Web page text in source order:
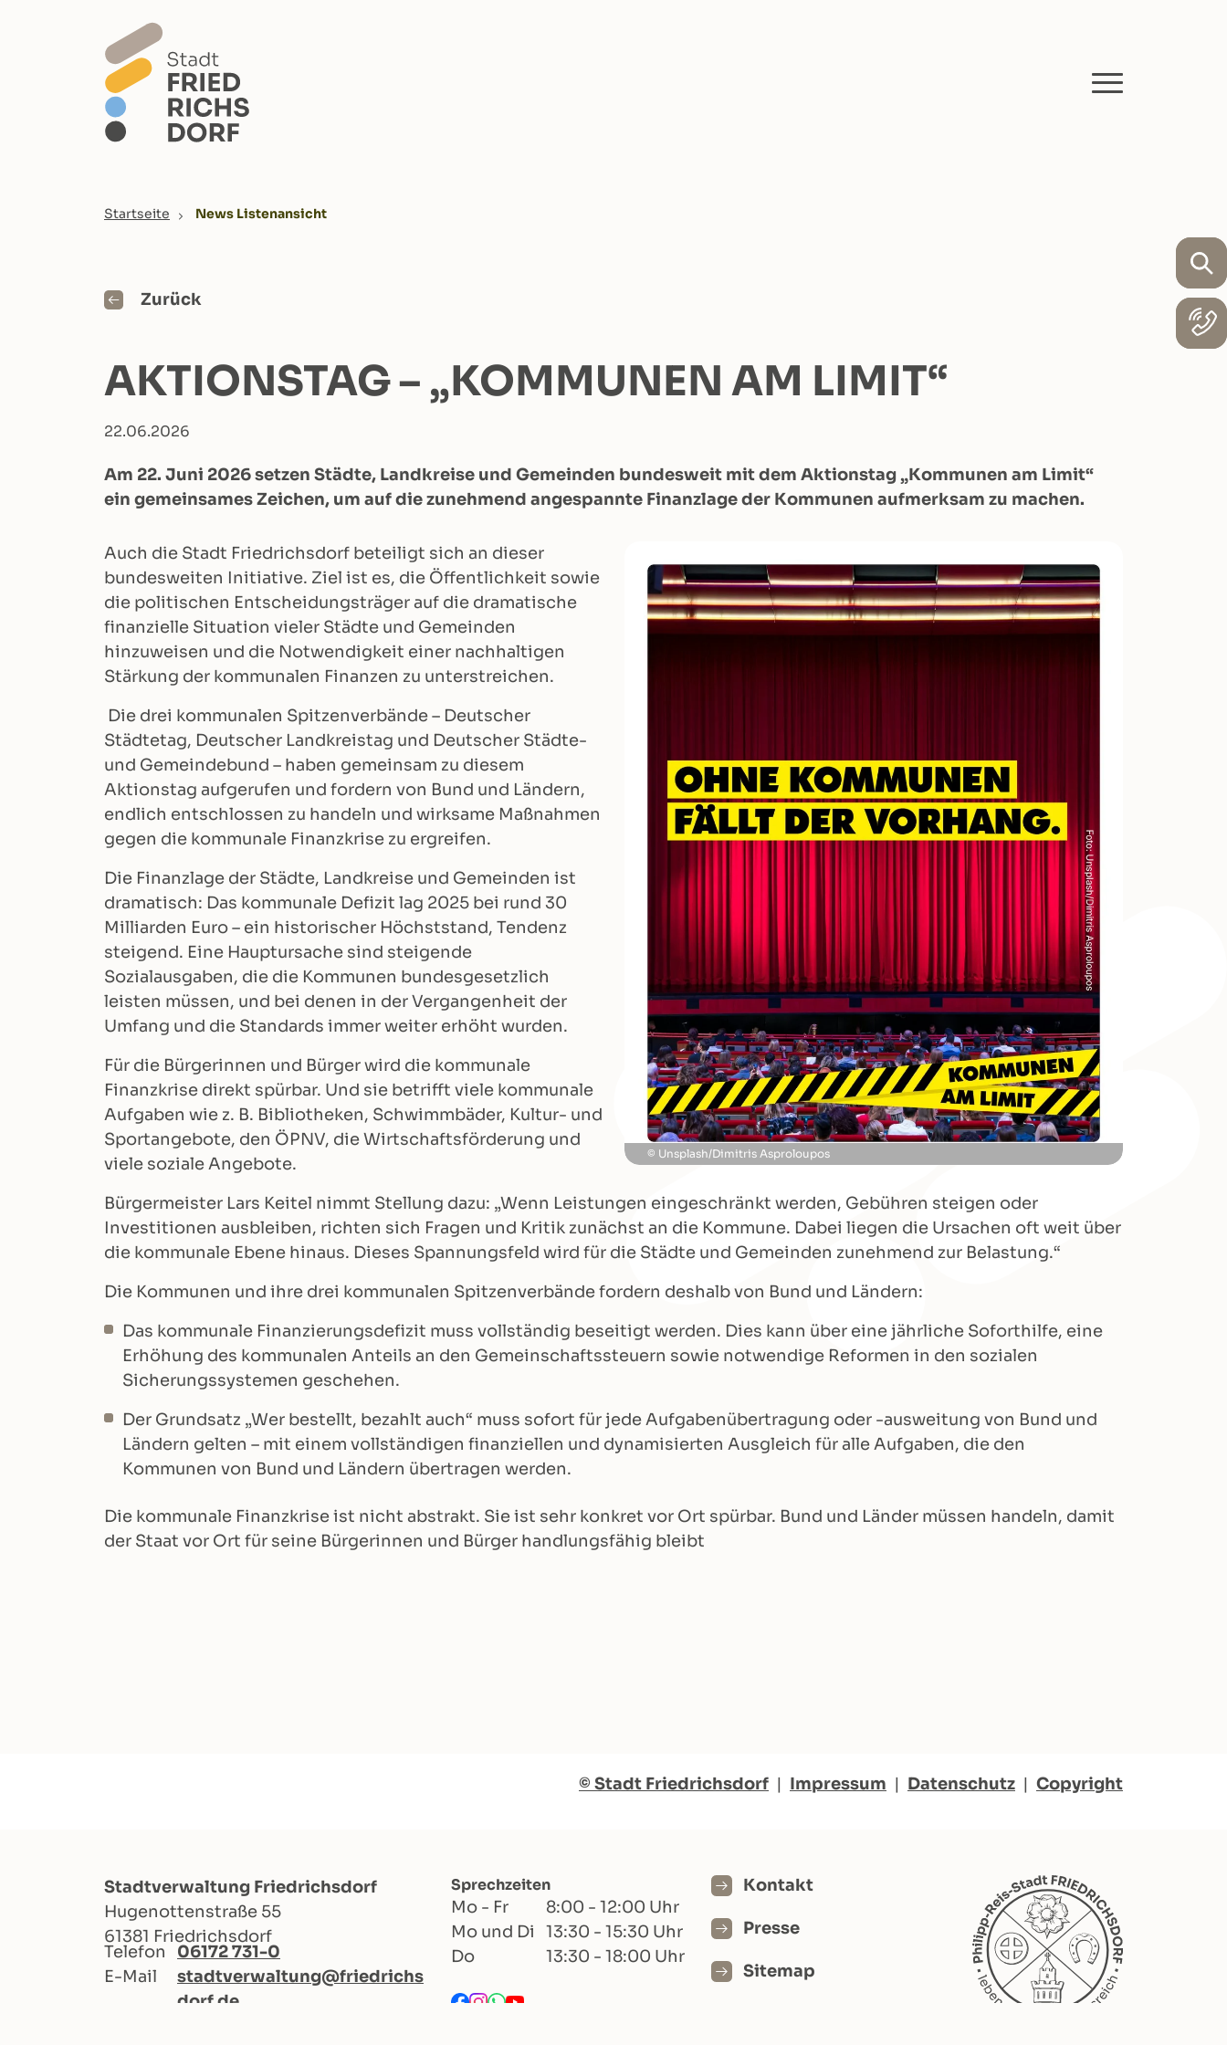
You are here:
Startseite News Listenansicht
Zurück
AKTIONSTAG – „KOMMUNEN AM LIMIT“
22.06.2026
Am 22. Juni 2026 setzen Städte, Landkreise und Gemeinden bundesweit mit dem Aktionstag „Kommunen am Limit“
ein gemeinsames Zeichen, um auf die zunehmend angespannte Finanzlage der Kommunen aufmerksam zu machen.
Auch die Stadt Friedrichsdorf beteiligt sich an dieser
bundesweiten Initiative. Ziel ist es, die Öffentlichkeit sowie
die politischen Entscheidungsträger auf die dramatische
finanzielle Situation vieler Städte und Gemeinden
hinzuweisen und die Notwendigkeit einer nachhaltigen
Stärkung der kommunalen Finanzen zu unterstreichen.
Die drei kommunalen Spitzenverbände – Deutscher
Städtetag, Deutscher Landkreistag und Deutscher Städte-
und Gemeindebund – haben gemeinsam zu diesem
Aktionstag aufgerufen und fordern von Bund und Ländern,
endlich entschlossen zu handeln und wirksame Maßnahmen
gegen die kommunale Finanzkrise zu ergreifen.
Die Finanzlage der Städte, Landkreise und Gemeinden ist
dramatisch: Das kommunale Defizit lag 2025 bei rund 30
Milliarden Euro – ein historischer Höchststand, Tendenz
steigend. Eine Hauptursache sind steigende
Sozialausgaben, die die Kommunen bundesgesetzlich
leisten müssen, und bei denen in der Vergangenheit der
Umfang und die Standards immer weiter erhöht wurden.
Für die Bürgerinnen und Bürger wird die kommunale
Finanzkrise direkt spürbar. Und sie betrifft viele kommunale
Aufgaben wie z. B. Bibliotheken, Schwimmbäder, Kultur- und
Sportangebote, den ÖPNV, die Wirtschaftsförderung und
viele soziale Angebote.
Unsplash/Dimitris Asproloupos
Bürgermeister Lars Keitel nimmt Stellung dazu: „Wenn Leistungen eingeschränkt werden, Gebühren steigen oder
Investitionen ausbleiben, richten sich Fragen und Kritik zunächst an die Kommune. Dabei liegen die Ursachen oft weit über
die kommunale Ebene hinaus. Dieses Spannungsfeld wird für die Städte und Gemeinden zunehmend zur Belastung.“
Die Kommunen und ihre drei kommunalen Spitzenverbände fordern deshalb von Bund und Ländern:
Das kommunale Finanzierungsdefizit muss vollständig beseitigt werden. Dies kann über eine jährliche Soforthilfe, eine
Erhöhung des kommunalen Anteils an den Gemeinschaftssteuern sowie notwendige Reformen in den sozialen
Sicherungssystemen geschehen.
Der Grundsatz „Wer bestellt, bezahlt auch“ muss sofort für jede Aufgabenübertragung oder -ausweitung von Bund und
Ländern gelten – mit einem vollständigen finanziellen und dynamisierten Ausgleich für alle Aufgaben, die den
Kommunen von Bund und Ländern übertragen werden.
Die kommunale Finanzkrise ist nicht abstrakt. Sie ist sehr konkret vor Ort spürbar. Bund und Länder müssen handeln, damit
der Staat vor Ort für seine Bürgerinnen und Bürger handlungsfähig bleibt
© Stadt Friedrichsdorf | Impressum | Datenschutz | Copyright
Stadtverwaltung Friedrichsdorf
Hugenottenstraße 55
61381 Friedrichsdorf
Telefon
06172 731-0
E-Mail
stadtverwaltung@friedrichs
dorf.de
Sprechzeiten
Mo - Fr
8:00 - 12:00 Uhr
Mo und Di
13:30 - 15:30 Uhr
Do
13:30 - 18:00 Uhr
Kontakt
Presse
Sitemap